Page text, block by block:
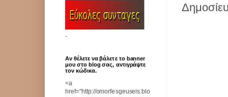
-
Αν θέλετε να βάλετε το banner
μου στο blog σας, αντιγράψτε
τον κώδικα.
<a
href="http://omorfesgeuseis.blo